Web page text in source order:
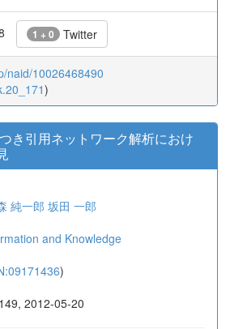
1 + 0 Twitter
naid/10026468490
)
き引用ネットワーク解析におけ
純一郎 坂田 一郎
and Knowledge
)
2012-05-20